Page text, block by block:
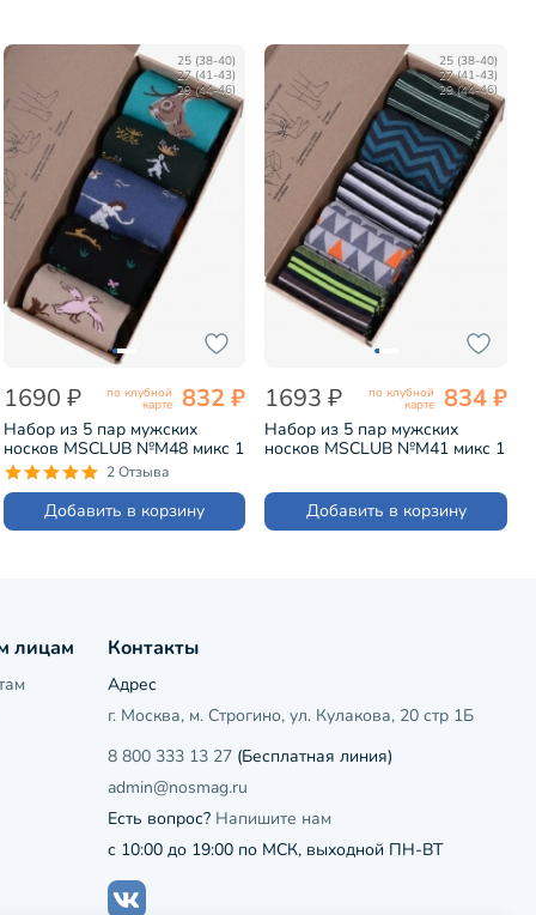
25 (38-40)
27 (41-43)
29 (44-46)
1690 ₽ по клубной
карте 832 ₽
Набор из 5 пар мужских
носков MSCLUB №М48 микс 1
(ВИ5-НМ48) 2 Отзыва
Добавить в корзину
25 (38-40)
27 (41-43)
29 (44-46)
1693 ₽ по клубной
карте 834 ₽
Набор из 5 пар мужских
носков MSCLUB №М41 микс 1
Добавить в корзину
лицам Контакты
Адрес
г. Москва, м. Строгино, ул. Кулакова, 20 стр 1Б
8 800 333 13 27(Бесплатная линия)
admin@nosmag.ru
Есть вопрос? Напишите нам
с 10:00 до 19:00 по МСК, выходной ПН-ВТ